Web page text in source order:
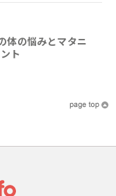
体の悩みとマタニ
ト